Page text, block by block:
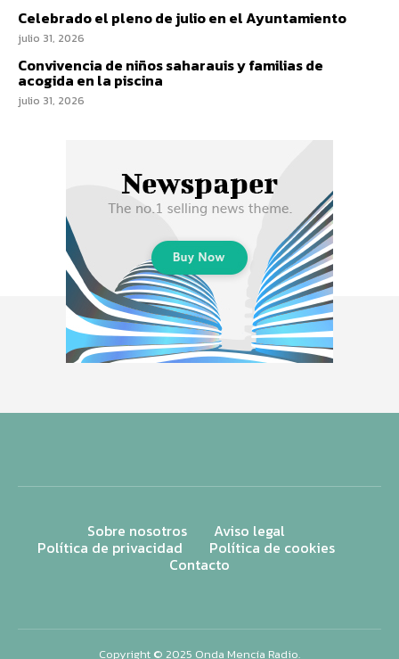
Celebrado el pleno de julio en el Ayuntamiento
julio 31, 2026
Convivencia de niños saharauis y familias de
acogida en la piscina
julio 31, 2026
Sobre nosotros Aviso legal
Política de privacidad Política de cookies
Contacto
Copyright © 2025 Onda Mencía Radio.